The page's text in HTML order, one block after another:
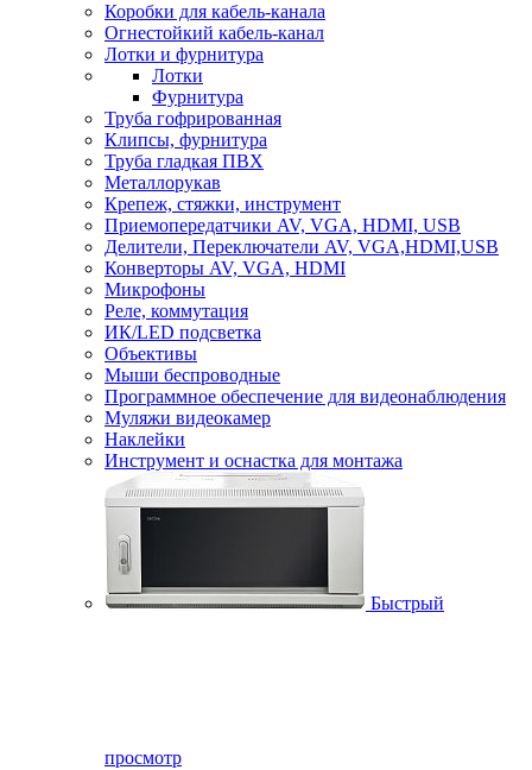
Коробки для кабель-канала
Огнестойкий кабель-канал
Лотки и фурнитура
Лотки
Фурнитура
Труба гофрированная
Клипсы, фурнитура
Труба гладкая ПВХ
Металлорукав
Крепеж, стяжки, инструмент
Приемопередатчики AV, VGA, HDMI, USB
Делители, Переключатели AV, VGA,HDMI,USB
Конверторы AV, VGA, HDMI
Микрофоны
Реле, коммутация
ИК/LED подсветка
Объективы
Мыши беспроводные
Программное обеспечение для видеонаблюдения
Муляжи видеокамер
Наклейки
Инструмент и оснастка для монтажа
Быстрый
просмотр